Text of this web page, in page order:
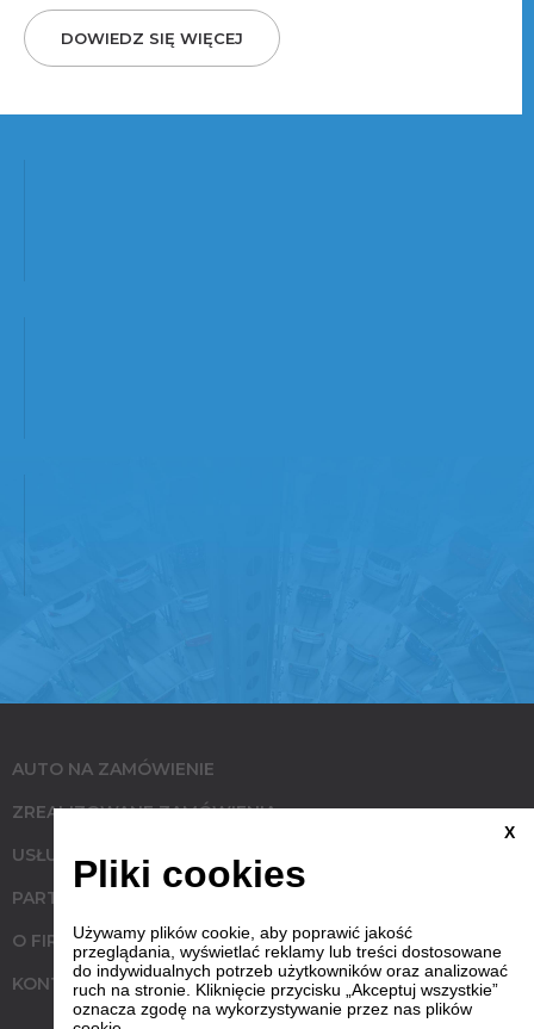
DOWIEDZ SIĘ WIĘCEJ
AUTO NA ZAMÓWIENIE
ZREALIZOWANE ZAMÓWIENIA
USŁUGI
PARTNERZY
O FIRMIE
KONTAKT
X
Pliki cookies
Używamy plików cookie, aby poprawić jakość
przeglądania, wyświetlać reklamy lub treści dostosowane
do indywidualnych potrzeb użytkowników oraz analizować
ruch na stronie. Kliknięcie przycisku „Akceptuj wszystkie”
oznacza zgodę na wykorzystywanie przez nas plików